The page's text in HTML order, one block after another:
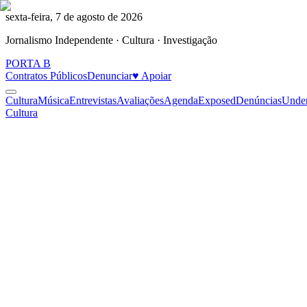
sexta-feira, 7 de agosto de 2026
Jornalismo Independente · Cultura · Investigação
PORTA B
Contratos PúblicosDenunciar♥ Apoiar
CulturaMúsicaEntrevistasAvaliaçõesAgendaExposedDenúncias
Cultura